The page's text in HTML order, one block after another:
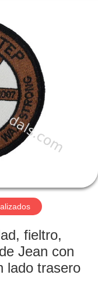
fieltro,
Jean con
lado trasero